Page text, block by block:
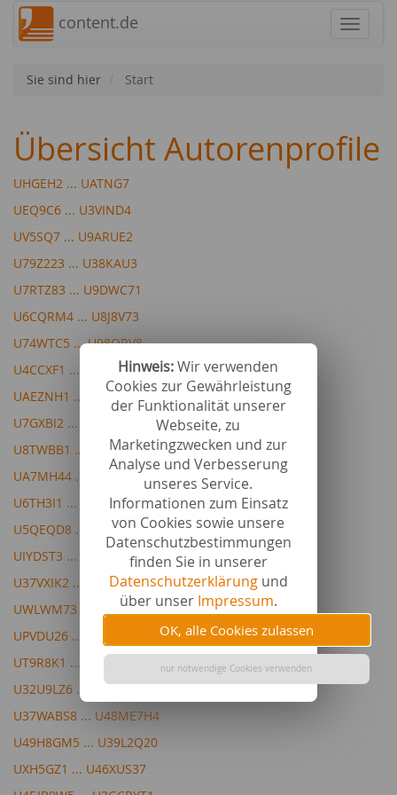
Hinweis:Wir verwenden
Cookies zur Gewährleistung
der Funktionalität unserer
Webseite, zu
Marketingzwecken und zur
Analyse und Verbesserung
unseres Service.
Informationen zum Einsatz
von Cookies sowie unsere
Datenschutzbestimmungen
finden Sie in unserer
Datenschutzerklärungund
über unser Impressum.
OK, alle Cookies zulassen
nur notwendige Cookies verwenden
content.de
Sie sind hier Start
Übersicht Autorenprofile
UHGEH2 ... UATNG7
UEQ9C6 ... U3VIND4
UV5SQ7 ... U9ARUE2
U79Z223 ... U38KAU3
U7RTZ83 ... U9DWC71
U6CQRM4 ... U8J8V73
U74WTC5 ... U98QRV8
U4CCXF1 ... U49VA39
UAEZNH1 ... U4LC6W4
U7GXBI2 ... U5SQGZ2
U8TWBB1 ... U6TCBW2
UA7MH44 ... U4SP7S7
U6TH3I1 ... U6BVIG5
U5QEQD8 ... UUX5D35
UIYDST3 ... U3SAXSB9
U37VXIK2 ... UQQ5PL4
UWLWM73 ... UZZB4X4
UPVDU26 ... UQQADX2
UT9R8K1 ... U3NWWGB5
U32U9LZ6 ... U35DSHL7
U37WABS8 ... U48ME7H4
U49H8GM5 ... U39L2Q20
UXH5GZ1 ... U46XUS37